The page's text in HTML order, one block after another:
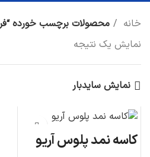
خانه
محصولات برچسب خورده
نمایش یک نتیجه
نمایش سایدبار
کاسه نمد پلوس آریو